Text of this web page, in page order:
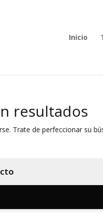
Inicio
resultados
Trate de perfeccionar su